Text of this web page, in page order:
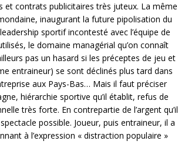
contrats publicitaires très juteux. La même
inaugurant la future pipolisation du
sportif incontesté avec l’équipe de
le domaine managérial qu’on connaît
pas un hasard si les préceptes de jeu et
entraineur) se sont déclinés plus tard dans
aux Pays-Bas… Mais il faut préciser
hiérarchie sportive qu’il établit, refus de
très forte. En contrepartie de l’argent qu’il
possible. Joueur, puis entraineur, il a
à l’expression « distraction populaire »